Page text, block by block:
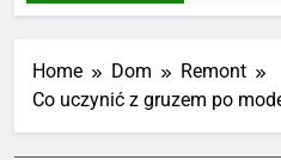
Home Dom
Remont
Co uczynić z gruzem po